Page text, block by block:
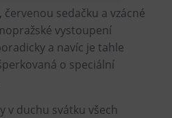
sedačku a vzácné
vystoupení
a navíc je tahle
o speciální
v duchu svátku všech